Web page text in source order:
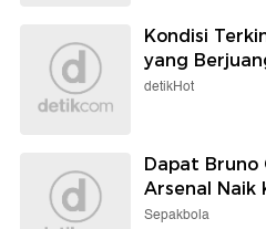
Kondisi
yang
detikHot
Dapat Bruno
Arsenal Naik
Sepakbola